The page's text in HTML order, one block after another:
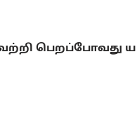
பெறப்போவது